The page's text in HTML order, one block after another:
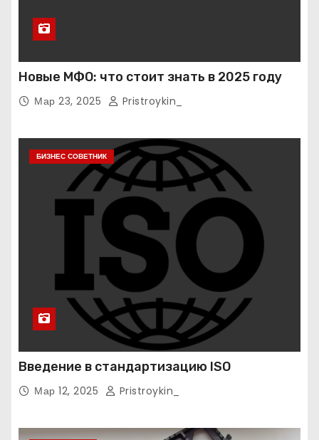
Новые МФО: что стоит знать в 2025 году
Мар 23, 2025 Pristroykin_
БИЗНЕС СОВЕТНИК
Введение в стандартизацию ISO
Мар 12, 2025 Pristroykin_